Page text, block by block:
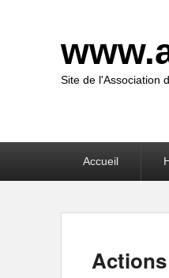
Site de l'Association
Accueil